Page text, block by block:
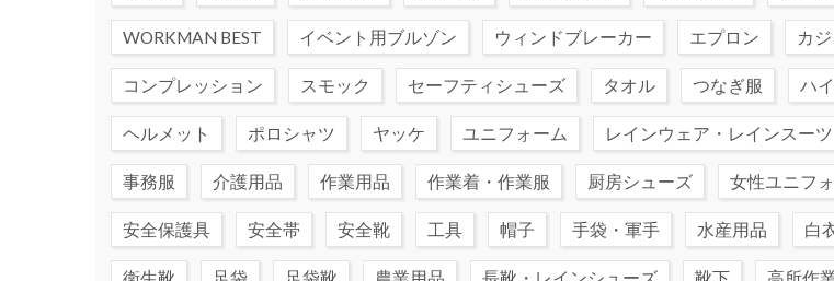
WORKMAN BEST イベント用ブルゾン ウィンドブレーカー エプロン カ
コンプレッション スモック セーフティシューズ タオル つなぎ服 ハ
ヘルメット ポロシャツ ヤッケ ユニフォーム レインウェア・レインスーツ
事務服 介護用品 作業用品 作業着・作業服 厨房シューズ 女性ユニフ
安全保護具 安全帯 安全靴 工具 帽子 手袋・軍手 水産用品 白